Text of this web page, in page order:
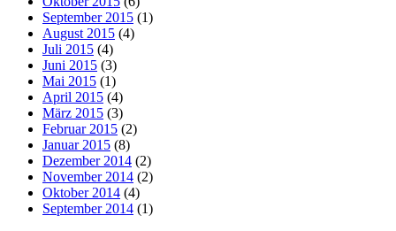
September 2015 (1)
August 2015 (4)
Juli 2015 (4)
Juni 2015 (3)
Mai 2015 (1)
April 2015 (4)
März 2015 (3)
Februar 2015 (2)
Januar 2015 (8)
Dezember 2014 (2)
November 2014 (2)
Oktober 2014 (4)
September 2014 (1)